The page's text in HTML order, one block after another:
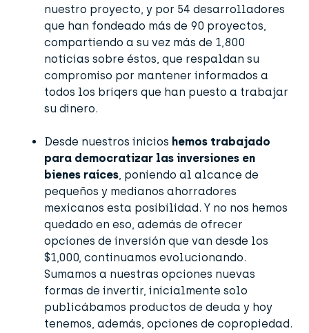
nuestro proyecto, y por 54 desarrolladores
que han fondeado más de 90 proyectos,
compartiendo a su vez más de 1,800
noticias sobre éstos, que respaldan su
compromiso por mantener informados a
todos los briqers que han puesto a trabajar
su dinero.
Desde nuestros inicios hemos trabajado
para democratizar las inversiones en
bienes raíces, poniendo al alcance de
pequeños y medianos ahorradores
mexicanos esta posibilidad. Y no nos hemos
quedado en eso, además de ofrecer
opciones de inversión que van desde los
$1,000, continuamos evolucionando.
Sumamos a nuestras opciones nuevas
formas de invertir, inicialmente solo
publicábamos productos de deuda y hoy
tenemos, además, opciones de copropiedad.